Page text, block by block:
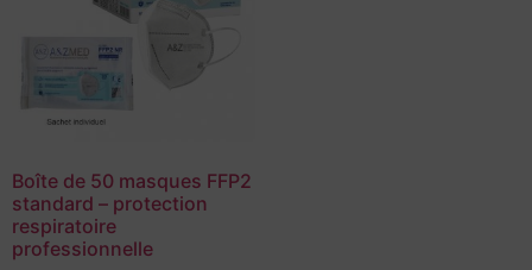
Boîte de 50 masques FFP2
standard – protection
respiratoire
professionnelle